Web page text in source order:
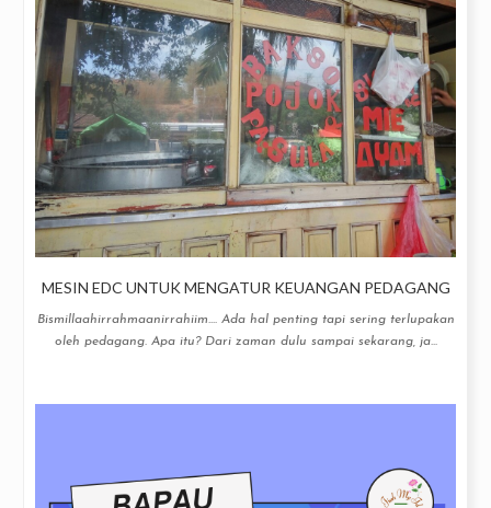
MESIN EDC UNTUK MENGATUR KEUANGAN PEDAGANG
Bismillaahirrahmaanirrahiim.... Ada hal penting tapi sering terlupakan
oleh pedagang. Apa itu? Dari zaman dulu sampai sekarang, ja...